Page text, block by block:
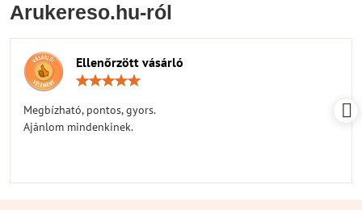
Arukereso.hu-ról
Ellenőrzött vásárló
Megbízható, pontos, gyors.
Ajánlom mindenkinek.